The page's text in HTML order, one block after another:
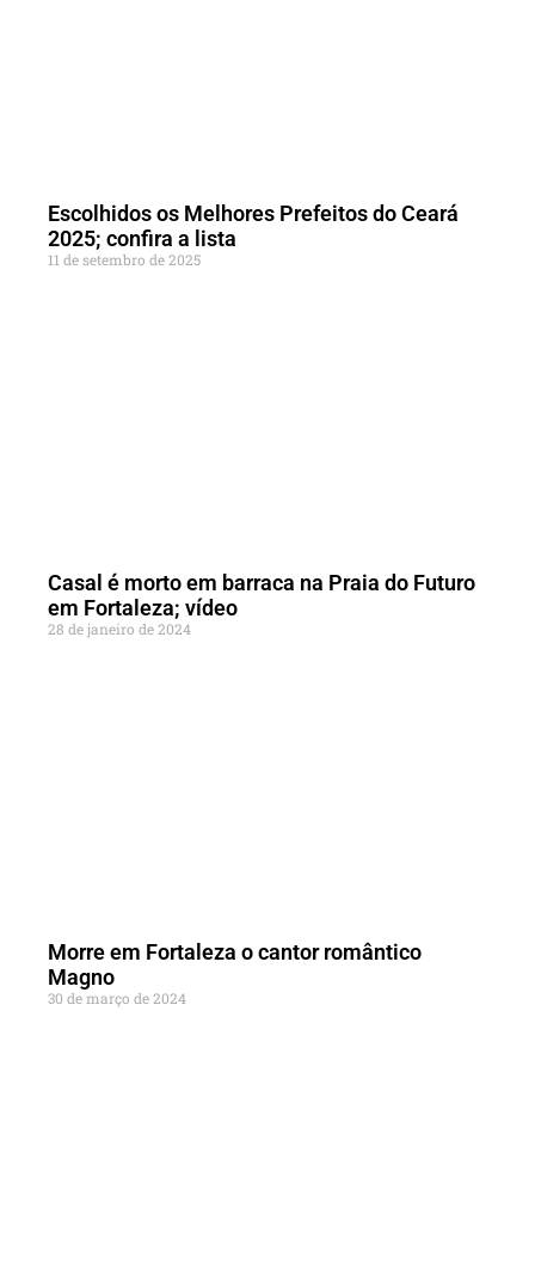
Escolhidos os Melhores Prefeitos do Ceará
2025; confira a lista
11 de setembro de 2025
Casal é morto em barraca na Praia do Futuro
em Fortaleza; vídeo
28 de janeiro de 2024
Morre em Fortaleza o cantor romântico
Magno
30 de março de 2024